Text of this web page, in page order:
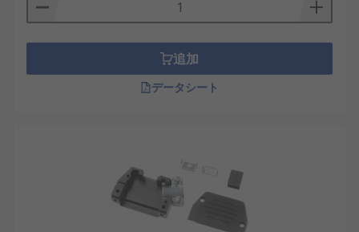
: 例1：クイックロック式によ
subハウジングで配線作業の簡素化。
デメリットとして、以下のような点が挙げられま
には不向きな場合があります。
高性能なシールドタイプや特殊素材製品はコ
ストが上昇する傾向があります。
追加
データシート